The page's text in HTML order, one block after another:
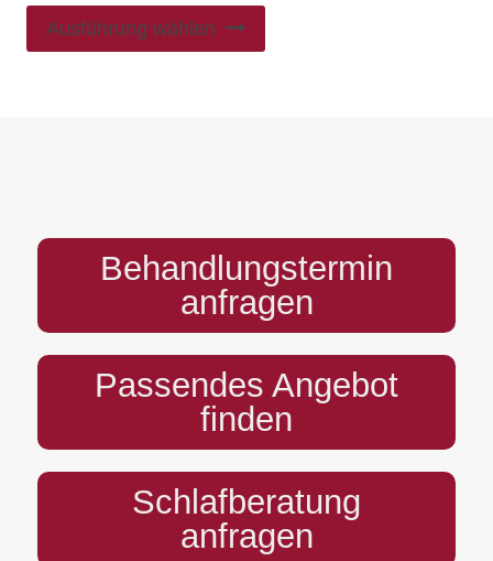
Ausführung wählen
Behandlungstermin
anfragen
Passendes Angebot
finden
Schlafberatung
anfragen